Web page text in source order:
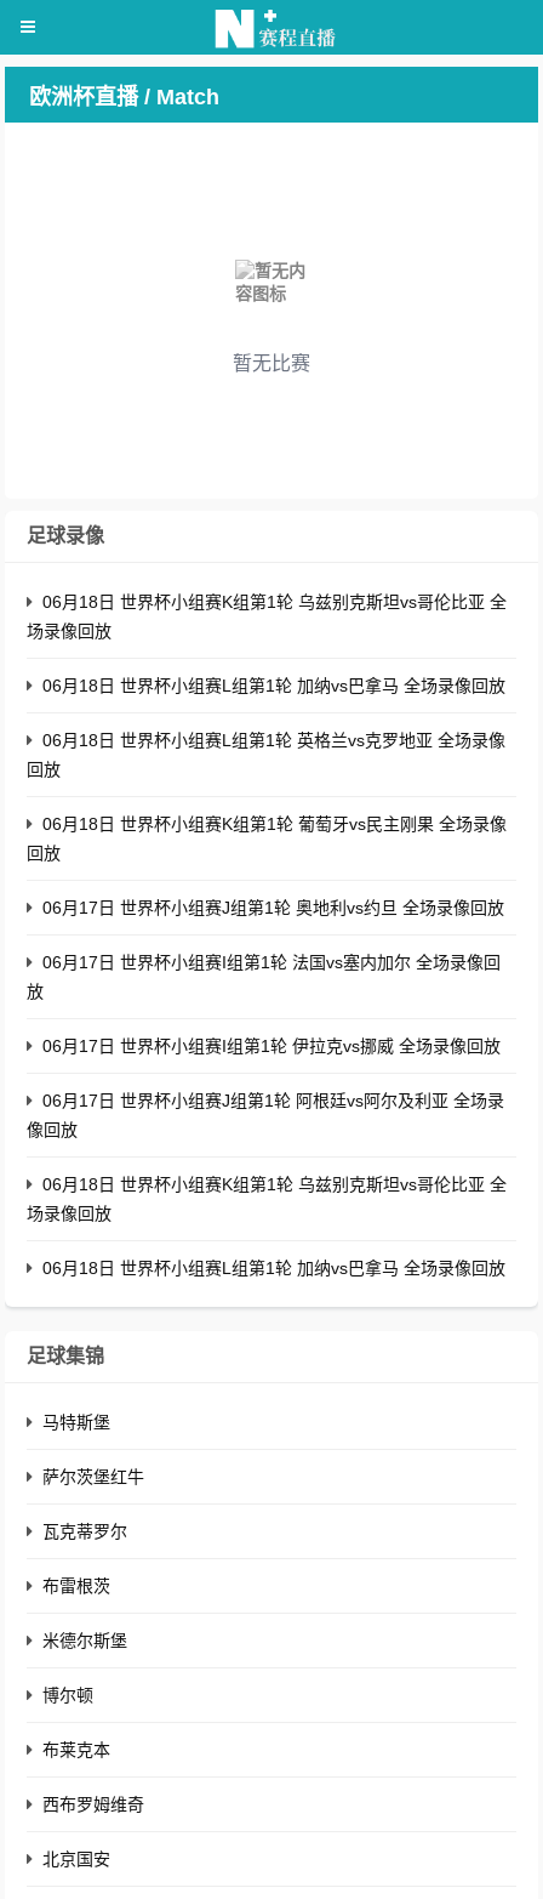
欧洲杯直播 / Match
暂无比赛
足球录像
06月18日 世界杯小组赛K组第1轮 乌兹别克斯坦vs哥伦比亚 全
场录像回放
06月18日 世界杯小组赛L组第1轮 加纳vs巴拿马 全场录像回放
06月18日 世界杯小组赛L组第1轮 英格兰vs克罗地亚 全场录像
回放
06月18日 世界杯小组赛K组第1轮 葡萄牙vs民主刚果 全场录像
回放
06月17日 世界杯小组赛J组第1轮 奥地利vs约旦 全场录像回放
06月17日 世界杯小组赛I组第1轮 法国vs塞内加尔 全场录像回
放
06月17日 世界杯小组赛I组第1轮 伊拉克vs挪威 全场录像回放
06月17日 世界杯小组赛J组第1轮 阿根廷vs阿尔及利亚 全场录
像回放
06月18日 世界杯小组赛K组第1轮 乌兹别克斯坦vs哥伦比亚 全
场录像回放
06月18日 世界杯小组赛L组第1轮 加纳vs巴拿马 全场录像回放
足球集锦
马特斯堡
萨尔茨堡红牛
瓦克蒂罗尔
布雷根茨
米德尔斯堡
博尔顿
布莱克本
西布罗姆维奇
北京国安